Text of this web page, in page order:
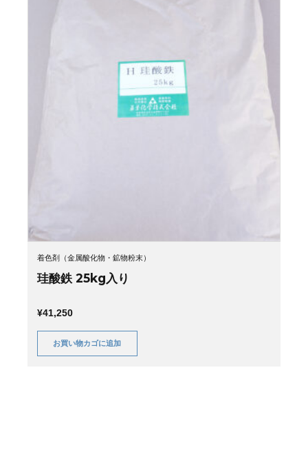
着色剤（金属酸化物・鉱物粉末）
珪酸鉄 25kg入り
¥41,250
お買い物カゴに追加